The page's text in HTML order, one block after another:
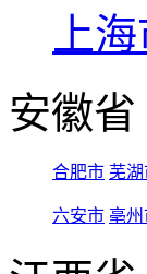
上
安徽省
合肥市 芜
六安市 亳